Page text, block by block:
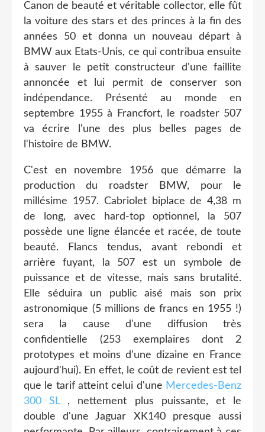
Canon de beauté et véritable collector, elle fût
la voiture des stars et des princes à la fin des
années 50 et donna un nouveau départ à
BMW aux Etats-Unis, ce qui contribua ensuite
à sauver le petit constructeur d'une faillite
annoncée et lui permit de conserver son
indépendance. Présenté au monde en
septembre 1955 à Francfort, le roadster 507
va écrire l'une des plus belles pages de
l'histoire de BMW.
C'est en novembre 1956 que démarre la
production du roadster BMW, pour le
millésime 1957. Cabriolet biplace de 4,38 m
de long, avec hard-top optionnel, la 507
possède une ligne élancée et racée, de toute
beauté. Flancs tendus, avant rebondi et
arrière fuyant, la 507 est un symbole de
puissance et de vitesse, mais sans brutalité.
Elle séduira un public aisé mais son prix
astronomique (5 millions de francs en 1955 !)
sera la cause d'une diffusion très
confidentielle (253 exemplaires dont 2
prototypes et moins d'une dizaine en France
aujourd'hui). En effet, le coût de revient est tel
que le tarif atteint celui d'une Mercedes-Benz
300 SL, nettement plus puissante, et le
double d'une Jaguar XK140 presque aussi